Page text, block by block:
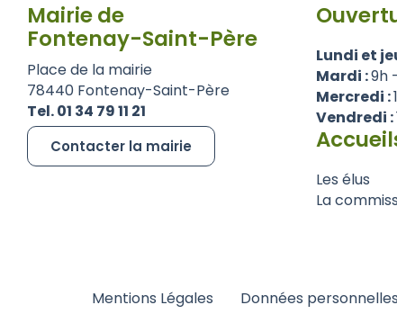
Mairie de
Fontenay-Saint-Père
Place de la mairie
78440 Fontenay-Saint-Père
Tel. 01 34 79 11 21
Contacter la mairie
Lundi et
Mardi :9h
Mercredi :
Vendredi :
Les élus
La
Mentions Légales Données personnelles